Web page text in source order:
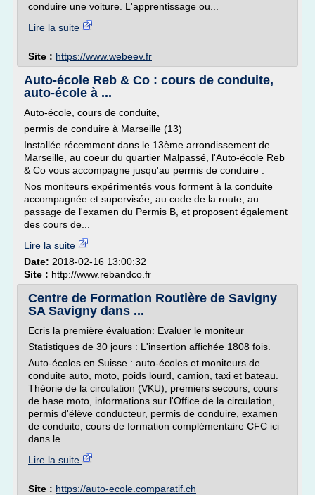
conduire une voiture. L'apprentissage ou...
Lire la suite
Site : https://www.webeev.fr
Auto-école Reb & Co : cours de conduite,
auto-école à ...
Auto-école, cours de conduite,
permis de conduire à Marseille (13)
Installée récemment dans le 13ème arrondissement de
Marseille, au coeur du quartier Malpassé, l'Auto-école Reb
& Co vous accompagne jusqu'au permis de conduire .
Nos moniteurs expérimentés vous forment à la conduite
accompagnée et supervisée, au code de la route, au
passage de l'examen du Permis B, et proposent également
des cours de...
Lire la suite
Date: 2018-02-16 13:00:32
Site : http://www.rebandco.fr
Centre de Formation Routière de Savigny
SA Savigny dans ...
Ecris la première évaluation: Evaluer le moniteur
Statistiques de 30 jours : L'insertion affichée 1808 fois.
Auto-écoles en Suisse : auto-écoles et moniteurs de
conduite auto, moto, poids lourd, camion, taxi et bateau.
Théorie de la circulation (VKU), premiers secours, cours
de base moto, informations sur l'Office de la circulation,
permis d'élève conducteur, permis de conduire, examen
de conduite, cours de formation complémentaire CFC ici
dans le...
Lire la suite
Site : https://auto-ecole.comparatif.ch